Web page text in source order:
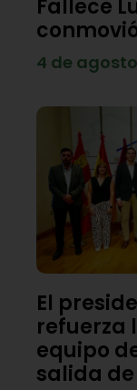
Fallece
4 de
El
refuerza
equipo
salida